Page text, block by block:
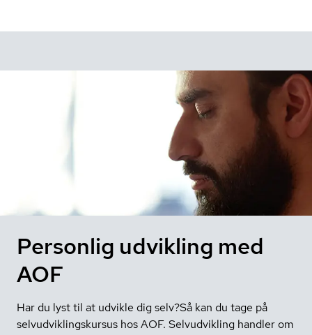
Personlig udvikling med
AOF
Har du lyst til at udvikle dig selv?Så kan du tage på
selvudviklingskursus hos AOF. Selvudvikling handler om